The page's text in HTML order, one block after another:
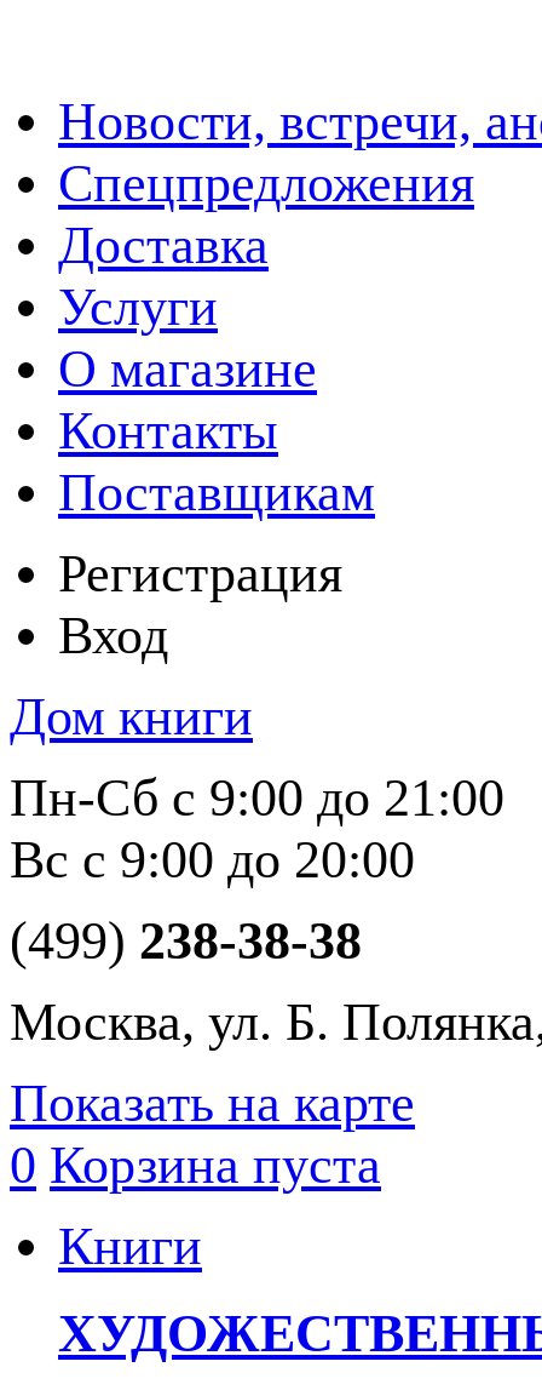
Новости, встречи,
Спецпредложения
Доставка
Услуги
О магазине
Контакты
Поставщикам
Регистрация
Вход
Дом книги
Пн-Сб с 9:00 до 21:00
Вс с 9:00 до 20:00
(499) 238-38-38
Москва, ул. Б.
Показать на карте
0 Корзина пуста
Книги